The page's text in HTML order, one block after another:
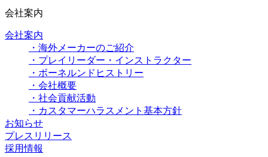
会社案内
会社案内
・海外メーカーのご紹介
・プレイリーダー・インストラクター
・ボーネルンドヒストリー
・会社概要
・社会貢献活動
・カスタマーハラスメント基本方針
お知らせ
プレスリリース
採用情報